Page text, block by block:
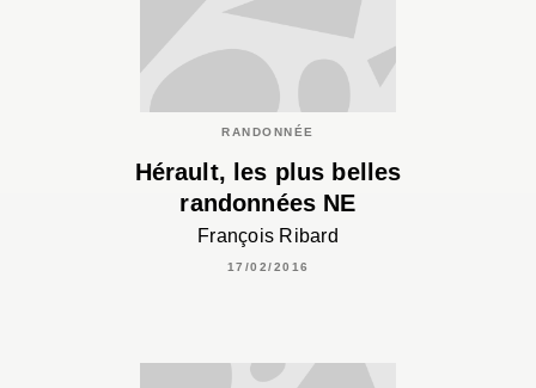
RANDONNÉE
Hérault, les plus belles
randonnées NE
François Ribard
17/02/2016